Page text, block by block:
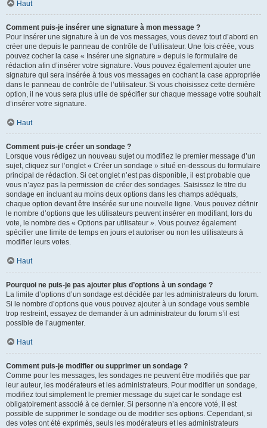
Haut
Comment puis-je insérer une signature à mon message ?
Pour insérer une signature à un de vos messages, vous devez tout d’abord en
créer une depuis le panneau de contrôle de l’utilisateur. Une fois créée, vous
pouvez cocher la case « Insérer une signature » depuis le formulaire de
rédaction afin d’insérer votre signature. Vous pouvez également ajouter une
signature qui sera insérée à tous vos messages en cochant la case appropriée
dans le panneau de contrôle de l’utilisateur. Si vous choisissez cette dernière
option, il ne vous sera plus utile de spécifier sur chaque message votre souhait
d’insérer votre signature.
Haut
Comment puis-je créer un sondage ?
Lorsque vous rédigez un nouveau sujet ou modifiez le premier message d’un
sujet, cliquez sur l’onglet « Créer un sondage » situé en-dessous du formulaire
principal de rédaction. Si cet onglet n’est pas disponible, il est probable que
vous n’ayez pas la permission de créer des sondages. Saisissez le titre du
sondage en incluant au moins deux options dans les champs adéquats,
chaque option devant être insérée sur une nouvelle ligne. Vous pouvez définir
le nombre d’options que les utilisateurs peuvent insérer en modifiant, lors du
vote, le nombre des « Options par utilisateur ». Vous pouvez également
spécifier une limite de temps en jours et autoriser ou non les utilisateurs à
modifier leurs votes.
Haut
Pourquoi ne puis-je pas ajouter plus d’options à un sondage ?
La limite d’options d’un sondage est décidée par les administrateurs du forum.
Si le nombre d’options que vous pouvez ajouter à un sondage vous semble
trop restreint, essayez de demander à un administrateur du forum s’il est
possible de l’augmenter.
Haut
Comment puis-je modifier ou supprimer un sondage ?
Comme pour les messages, les sondages ne peuvent être modifiés que par
leur auteur, les modérateurs et les administrateurs. Pour modifier un sondage,
modifiez tout simplement le premier message du sujet car le sondage est
obligatoirement associé à ce dernier. Si personne n’a encore voté, il est
possible de supprimer le sondage ou de modifier ses options. Cependant, si
des votes ont été exprimés, seuls les modérateurs et les administrateurs